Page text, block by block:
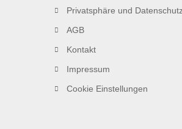
Privatsphäre und Datenschutz
AGB
Kontakt
Impressum
Cookie Einstellungen